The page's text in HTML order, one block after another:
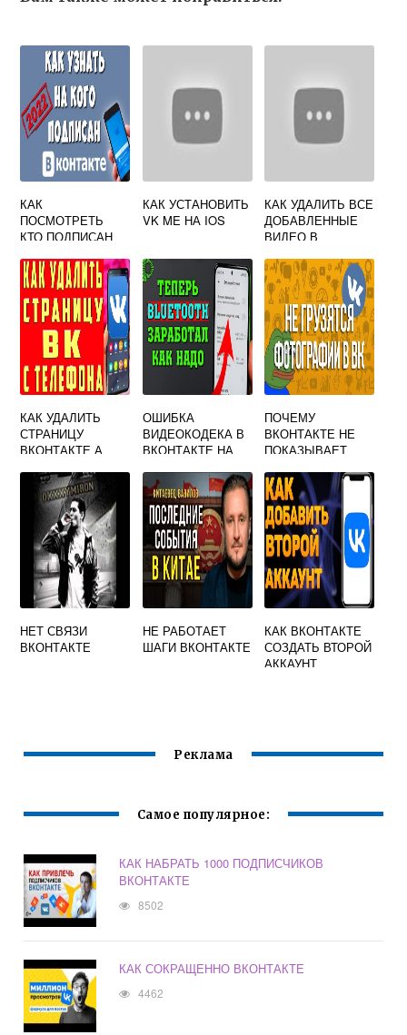
КАК
ПОСМОТРЕТЬ
КТО ПОДПИСАН
В ВКОНТАКТЕ
КАК УСТАНОВИТЬ
VK ME НА IOS
КАК УДАЛИТЬ ВСЕ
ДОБАВЛЕННЫЕ
ВИДЕО В
СРАЗУ
КАК УДАЛИТЬ
СТРАНИЦУ
ВКОНТАКТЕ А
ВОССТАНОВИТЬ
ОШИБКА
ВИДЕОКОДЕКА В
ВКОНТАКТЕ НА
ИСПРАВИТЬ
ПОЧЕМУ
ВКОНТАКТЕ НЕ
ПОКАЗЫВАЕТ
ТЕЛЕФОНЕ
НЕТ СВЯЗИ
ВКОНТАКТЕ
НЕ РАБОТАЕТ
ШАГИ ВКОНТАКТЕ
КАК ВКОНТАКТЕ
СОЗДАТЬ ВТОРОЙ
АККАУНТ
Реклама
Самое популярное:
КАК НАБРАТЬ 1000 ПОДПИСЧИКОВ
ВКОНТАКТЕ
8502
КАК СОКРАЩЕННО ВКОНТАКТЕ
4462